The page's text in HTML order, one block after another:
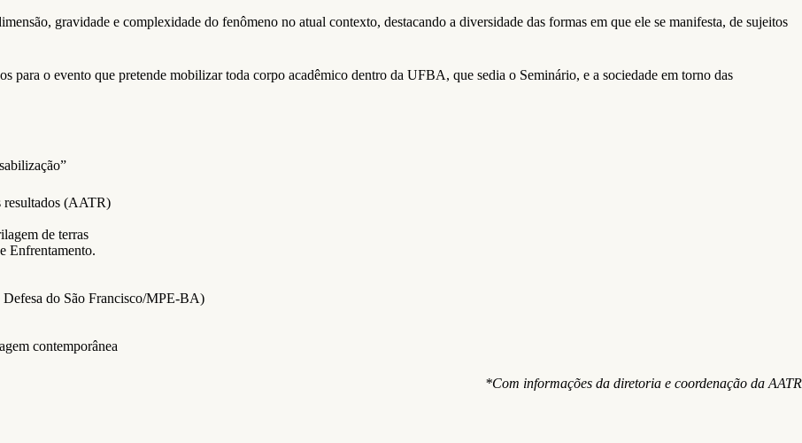
gravidade e complexidade do fenômeno no atual contexto, destacando a diversidade das formas em que ele se manifesta, de sujeitos
para o evento que pretende mobilizar toda corpo acadêmico dentro da UFBA, que sedia o Seminário, e a sociedade em torno das
resultados (AATR)
de terras
Enfrentamento.
do São Francisco/MPE-BA)
contemporânea
*Com informações da diretoria e coordenação da AATR